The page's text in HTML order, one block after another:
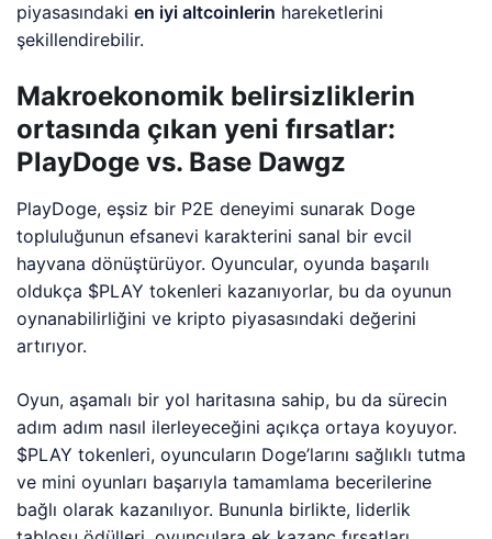
piyasasındakien iyi altcoinlerin hareketlerini
şekillendirebilir.
Makroekonomik belirsizliklerin
ortasında çıkan yeni fırsatlar:
PlayDoge vs. Base Dawgz
PlayDoge, eşsiz bir P2E deneyimi sunarak Doge
topluluğunun efsanevi karakterini sanal bir evcil
hayvana dönüştürüyor. Oyuncular, oyunda başarılı
oldukça $PLAY tokenleri kazanıyorlar, bu da oyunun
oynanabilirliğini ve kripto piyasasındaki değerini
artırıyor.
Oyun, aşamalı bir yol haritasına sahip, bu da sürecin
adım adım nasıl ilerleyeceğini açıkça ortaya koyuyor.
$PLAY tokenleri, oyuncuların Doge’larını sağlıklı tutma
ve mini oyunları başarıyla tamamlama becerilerine
bağlı olarak kazanılıyor. Bununla birlikte, liderlik